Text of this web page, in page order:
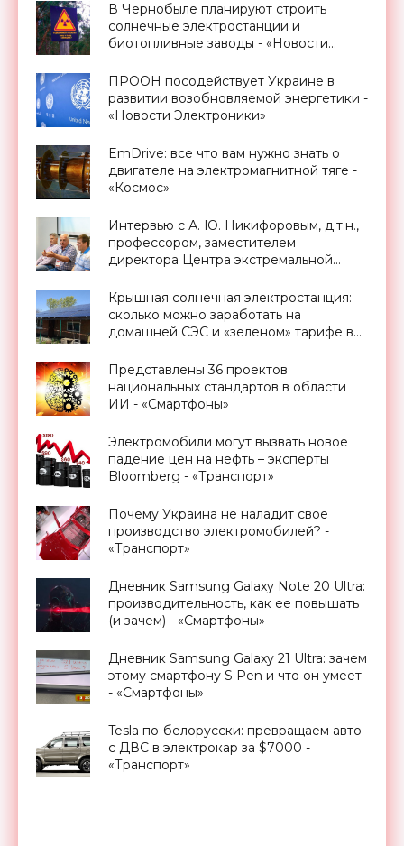
В Чернобыле планируют строить
солнечные электростанции и
биотопливные заводы - «Новости
ПРООН посодействует Украине в
развитии возобновляемой энергетики -
«Новости Электроники»
EmDrive: все что вам нужно знать о
двигателе на электромагнитной тяге -
«Космос»
Интервью с А. Ю. Никифоровым, д.т.н.,
профессором, заместителем
директора Центра экстремальной
МИФИ - «Смартфоны»
Крышная солнечная электростанция:
сколько можно заработать на
домашней СЭС и «зеленом» тарифе в
Представлены 36 проектов
национальных стандартов в области
ИИ - «Смартфоны»
Электромобили могут вызвать новое
падение цен на нефть – эксперты
Bloomberg - «Транспорт»
Почему Украина не наладит свое
производство электромобилей? -
«Транспорт»
Дневник Samsung Galaxy Note 20 Ultra:
производительность, как ее повышать
(и зачем) - «Смартфоны»
Дневник Samsung Galaxy 21 Ultra: зачем
этому смартфону S Pen и что он умеет
- «Смартфоны»
Tesla по-белорусски: превращаем авто
с ДВС в электрокар за $7000 -
«Транспорт»